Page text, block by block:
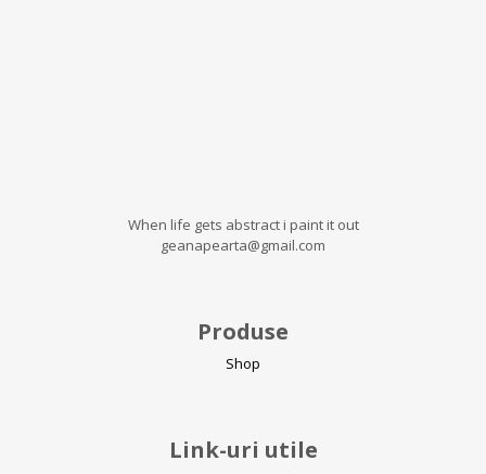
When life gets abstract i paint it out
geanapearta@gmail.com
Produse
Shop
Link-uri utile